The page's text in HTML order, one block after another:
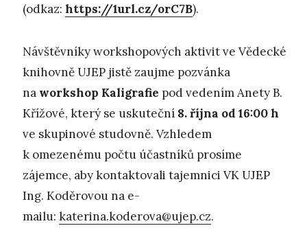
(odkaz: https://1url.cz/orC7B).
Návštěvníky workshopových aktivit ve Vědecké
knihovně UJEP jistě zaujme pozvánka
na workshop Kaligrafie pod vedením Anety B.
Křížové, který se uskuteční 8. října od 16:00h
ve skupinové studovně. Vzhledem
k omezenému počtu účastníků prosíme
zájemce, aby kontaktovali tajemnici VK UJEP
Ing. Koděrovou na e-
mailu: katerina.koderova@ujep.cz.